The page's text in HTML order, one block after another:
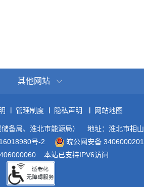
其他网站
管理制度 隐私声明 网站地图
备局、淮北市能源局）
地址：淮北市相
号-2
皖公网安备
本站已支持IPV6访问